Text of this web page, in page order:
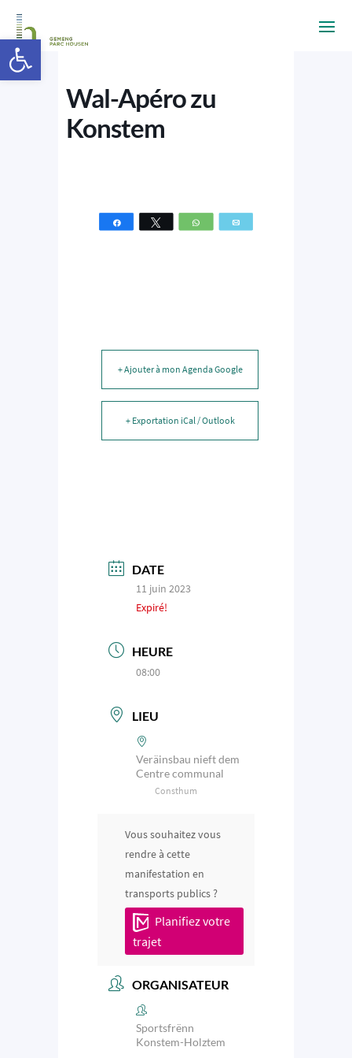
Wal-Apéro zu
Konstem
Partagez Tweetez WhatsApp
+ Ajouter à mon Agenda Google
+ Exportation iCal / Outlook
DATE
11 juin 2023
Expiré!
HEURE
08:00
LIEU
Veräinsbau nieft dem
Centre communal
Consthum
Vous souhaitez vous
rendre à cette
manifestation en
transports publics ?
Planifiez votre
trajet
ORGANISATEUR
Sportsfrënn
Konstem-Holztem
Ouvrir la barre d’outils